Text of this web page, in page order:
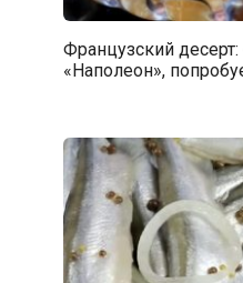
Французский
«Наполеон»,